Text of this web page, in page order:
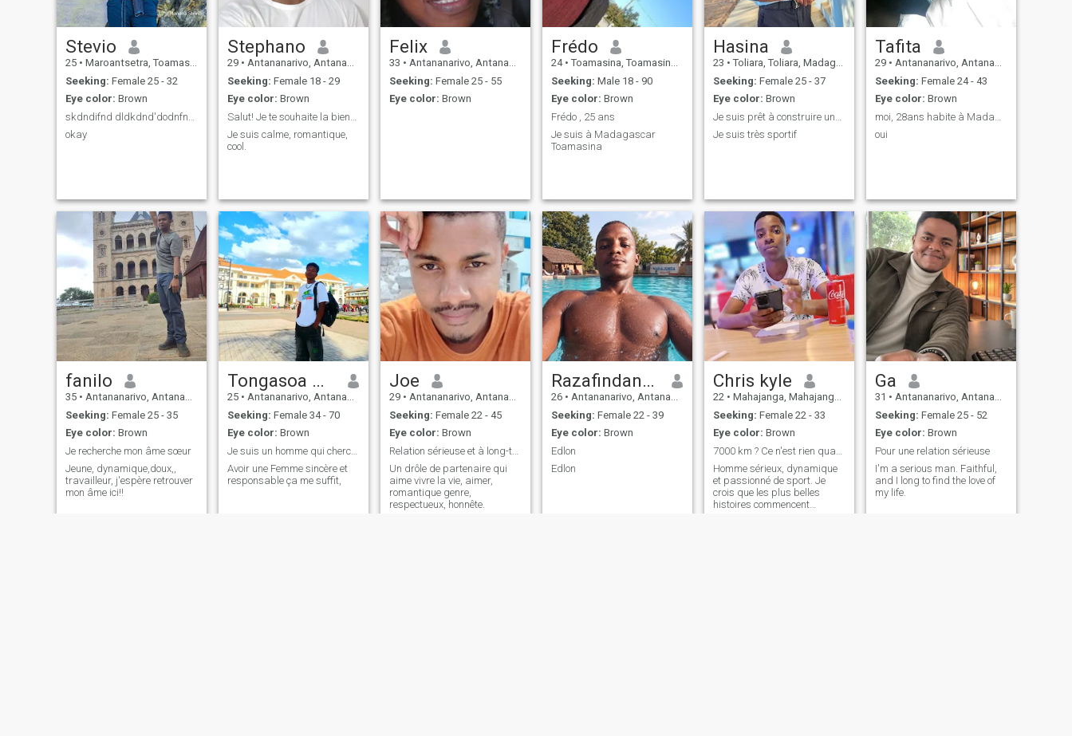
Stevio
25 • Maroantsetra, Toamasina, Madagascar
Seeking: Female 25 - 32
Eye color: Brown
okay
Stephano
29 • Antananarivo, Antananarivo, Madagascar
Seeking: Female 18 - 29
Eye color: Brown
Je suis calme, romantique,
cool.
Felix
33 • Antananarivo, Antananarivo, Madagascar
Seeking: Female 25 - 55
Eye color: Brown
Frédo
24 • Toamasina, Toamasina, Madagascar
Seeking: Male 18 - 90
Eye color: Brown
Frédo , 25 ans
Je suis à Madagascar
Toamasina
Hasina
23 • Toliara, Toliara, Madagascar
Seeking: Female 25 - 37
Eye color: Brown
Je suis très sportif
Tafita
29 • Antananarivo, Antananarivo, Madagascar
Seeking: Female 24 - 43
Eye color: Brown
oui
fanilo
35 • Antananarivo, Antananarivo, Madagascar
Seeking: Female 25 - 35
Eye color: Brown
Je recherche mon âme sœur
Jeune, dynamique,doux,,
travailleur, j'espère retrouver
mon âme ici!!
Tongasoa michel regi orlin
25 • Antananarivo, Antananarivo, Madagascar
Seeking: Female 34 - 70
Eye color: Brown
Je suis un homme qui cherche la sincérité
Avoir une Femme sincère et
responsable ça me suffit,
Joe
29 • Antananarivo, Antananarivo, Madagascar
Seeking: Female 22 - 45
Eye color: Brown
Relation sérieuse et à long-terme
Un drôle de partenaire qui
aime vivre la vie, aimer,
romantique genre,
respectueux, honnête.
Razafindanaka
26 • Antananarivo, Antananarivo, Madagascar
Seeking: Female 22 - 39
Eye color: Brown
Edlon
Edlon
Chris kyle
22 • Mahajanga, Mahajanga, Madagascar
Seeking: Female 22 - 33
Eye color: Brown
Homme sérieux, dynamique
et passionné de sport. Je
crois que les plus belles
histoires commencent
Ga
31 • Antananarivo, Antananarivo, Madagascar
Seeking: Female 25 - 52
Eye color: Brown
Pour une relation sérieuse
I'm a serious man. Faithful,
and I long to find the love of
my life.